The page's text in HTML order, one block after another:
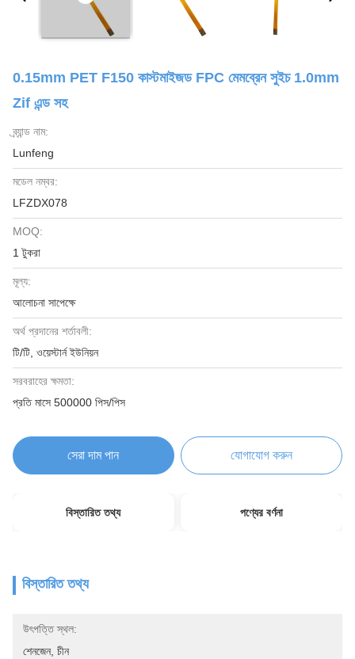
0.15mm PET F150 কাস্টমাইজড FPC মেমব্রেন সুইচ 1.0mm
Zif এন্ড সহ
ব্র্যান্ড নাম:
Lunfeng
মডেল নম্বর:
LFZDX078
MOQ:
1 টুকরা
মূল্য:
আলোচনা সাপেক্ষে
অর্থ প্রদানের শর্তাবলী:
টি/টি, ওয়েস্টার্ন ইউনিয়ন
সরবরাহের ক্ষমতা:
প্রতি মাসে 500000 পিস/পিস
সেরা দাম পান যোগাযোগ করুন
বিস্তারিত তথ্য পণ্যের বর্ণনা
বিস্তারিত তথ্য
উৎপত্তি স্থল:
শেনজেন, চীন